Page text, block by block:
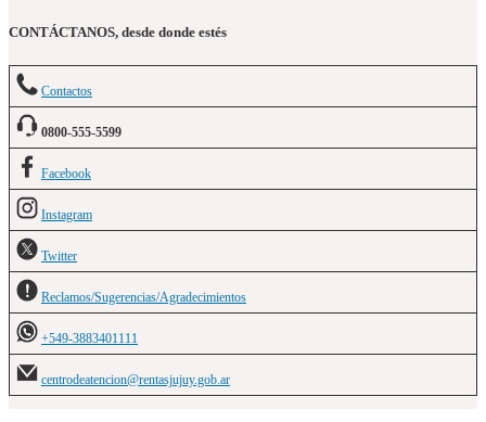
CONTÁCTANOS, desde donde estés
Contactos
0800-555-5599
Facebook
Instagram
Twitter
Reclamos/Sugerencias/Agradecimientos
+549-3883401111
centrodeatencion@rentasjujuy.gob.ar